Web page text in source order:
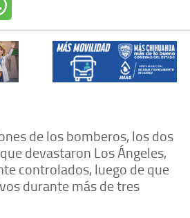
de los bomberos, los dos
devastaron Los Ángeles,
controlados, luego de que
durante más de tres